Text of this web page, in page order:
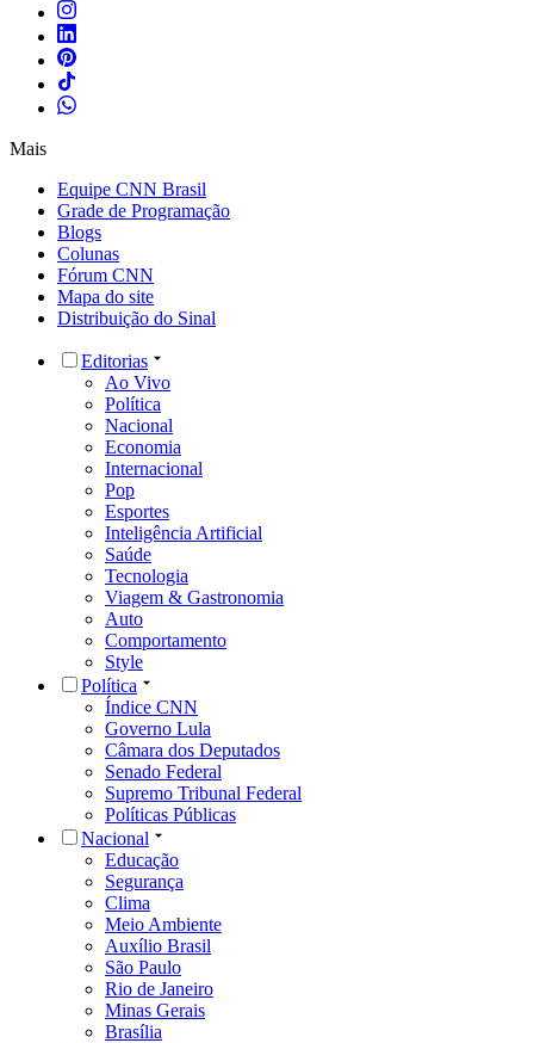
Mais
Equipe CNN Brasil
Grade de Programação
Blogs
Colunas
Fórum CNN
Mapa do site
Distribuição do Sinal
Editorias
Ao Vivo
Política
Nacional
Economia
Internacional
Pop
Esportes
Inteligência Artificial
Saúde
Tecnologia
Viagem & Gastronomia
Auto
Comportamento
Style
Política
Índice CNN
Governo Lula
Câmara dos Deputados
Senado Federal
Supremo Tribunal Federal
Políticas Públicas
Nacional
Educação
Segurança
Clima
Meio Ambiente
Auxílio Brasil
São Paulo
Rio de Janeiro
Minas Gerais
Brasília